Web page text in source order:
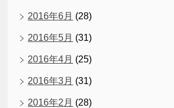
2016年6月 (28)
2016年5月 (31)
2016年4月 (25)
2016年3月 (31)
2016年2月 (28)